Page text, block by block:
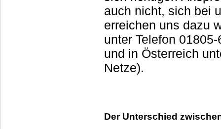
auch nicht, sich bei uns zu melden,
erreichen uns dazu
unter Telefon 01805-609930 (Min: 14ct/Festnetz,
und in Österreich
Netze).
Der Unterschied